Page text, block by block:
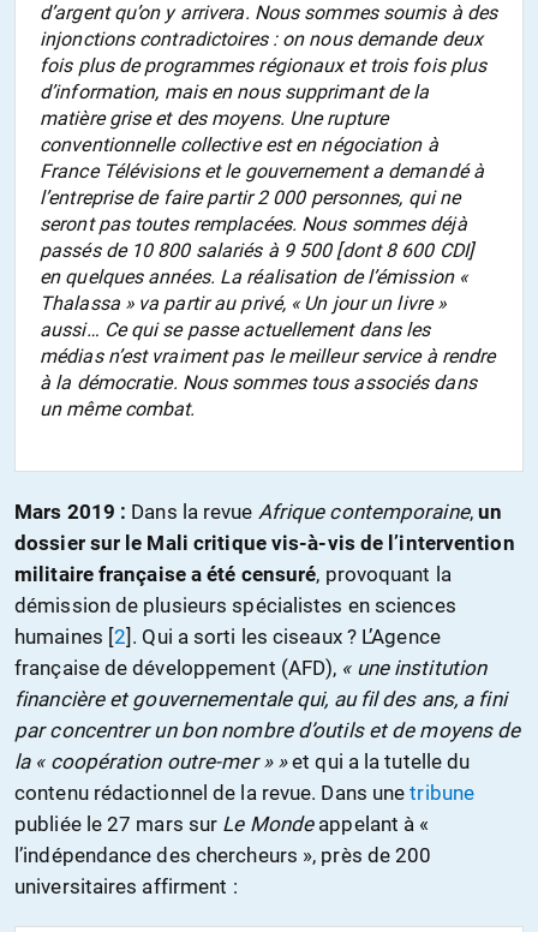
d’argent qu’on y arrivera. Nous sommes soumis à des
injonctions contradictoires : on nous demande deux
fois plus de programmes régionaux et trois fois plus
d’information, mais en nous supprimant de la
matière grise et des moyens. Une rupture
conventionnelle collective est en négociation à
France Télévisions et le gouvernement a demandé à
l’entreprise de faire partir 2 000 personnes, qui ne
seront pas toutes remplacées. Nous sommes déjà
passés de 10 800 salariés à 9 500 [dont 8 600 CDI]
en quelques années. La réalisation de l’émission «
Thalassa » va partir au privé, « Un jour un livre »
aussi… Ce qui se passe actuellement dans les
médias n’est vraiment pas le meilleur service à rendre
à la démocratie. Nous sommes tous associés dans
un même combat.
Mars 2019 : Dans la revue Afrique contemporaine, un
dossier sur le Mali critique vis-à-vis de l’intervention
militaire française a été censuré, provoquant la
démission de plusieurs spécialistes en sciences
humaines [2] . Qui a sorti les ciseaux ? L’Agence
française de développement (AFD), « une institution
financière et gouvernementale qui, au fil des ans, a fini
par concentrer un bon nombre d’outils et de moyens de
la « coopération outre-mer » »et qui a la tutelle du
contenu rédactionnel de la revue. Dans unetribune
publiée le 27 mars sur Le Mondeappelant à «
l’indépendance des chercheurs », près de 200
universitaires affirment :